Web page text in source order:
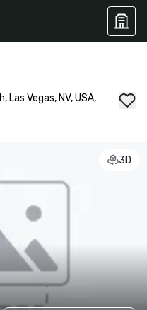
Las Vegas, NV, USA,
3D